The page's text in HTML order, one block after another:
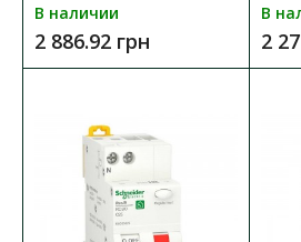
В наличии
2 886.92 грн
В
2